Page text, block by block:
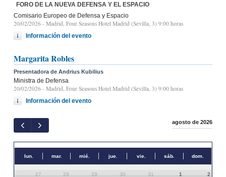
FORO DE LA NUEVA DEFENSA Y EL ESPACIO
Comisario Europeo de Defensa y Espacio
20/02/2026 - Madrid, Four Seasons Hotel Madrid (Sevilla, 3) 9:00 horas
Información del evento
Margarita Robles
Presentadora de Andrius Kubilius
Ministra de Defensa
20/02/2026 - Madrid, Four Seasons Hotel Madrid (Sevilla, 3) 9:00 horas
Información del evento
agosto de 2026
lun. mar. mié. jue. vie. sáb. dom.
27 28 29 30 31 1 2